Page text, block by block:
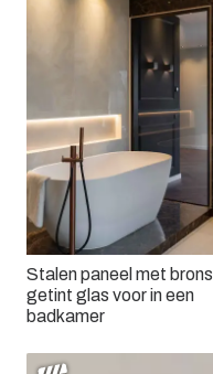
Stalen paneel met brons
getint glas voor in een
badkamer